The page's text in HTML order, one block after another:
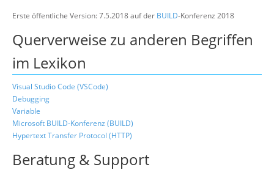
Erste öffentliche Version: 7.5.2018 auf der BUILD-Konferenz 2018
Querverweise zu anderen Begriffen
im Lexikon
Visual Studio Code (VSCode)
Debugging
Variable
Microsoft BUILD-Konferenz (BUILD)
Hypertext Transfer Protocol (HTTP)
Beratung & Support